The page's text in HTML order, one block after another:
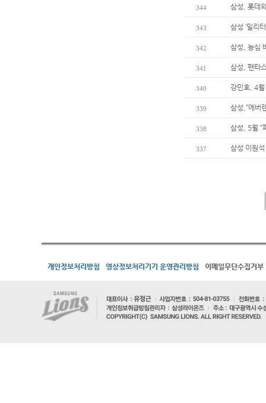
344 삼성, 롯데
343 삼성 ‘밀리
342 삼성, 농심
341 삼성, 팬타
340 강민호, 4
339 삼성,“에버
338 삼성, 5월 “
337 삼성 이원
개인정보처리방침 영상정보처리기기 운영관리방침 이메일무단수집거부